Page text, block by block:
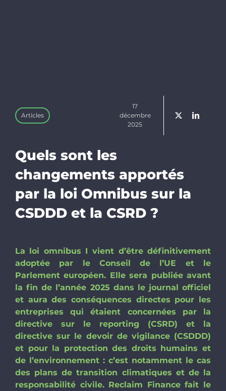
Articles
17
décembre
2025
Quels sont les
changements apportés
par la loi Omnibus sur la
CSDDD et la CSRD ?
La loi omnibus I vient d’être définitivement
adoptée par le Conseil de l’UE et le
Parlement européen. Elle sera publiée avant
la fin de l’année 2025 dans le journal officiel
et aura des conséquences directes pour les
entreprises qui étaient concernées par la
directive sur le reporting (CSRD) et la
directive sur le devoir de vigilance (CSDDD)
et pour la protection des droits humains et
de l’environnement : c’est notamment le cas
des plans de transition climatiques et de la
responsabilité civile. Reclaim Finance fait le